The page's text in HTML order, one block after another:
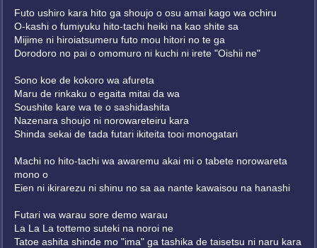
Futo ushiro kara hito ga shoujo o osu amai kago wa ochiru
O-kashi o fumiyuku hito-tachi heiki na kao shite sa
Mijime ni hiroiatsumeru futo mou hitori no te ga
Dorodoro no pai o omomuro ni kuchi ni irete "Oishii ne"
Sono koe de kokoro wa afureta
Maru de rinkaku o egaita mitai da wa
Soushite kare wa te o sashidashita
Nazenara shoujo ni norowareteiru kara
Shinda sekai de tada futari ikiteita tooi monogatari
Machi no hito-tachi wa awaremu akai mi o tabete norowareta
mono o
Eien ni ikirarezu ni shinu no sa aa nante kawaisou na hanashi
Futari wa warau sore demo warau
La La La tottemo suteki na noroi ne
Tatoe ashita shinde mo "ima" ga tashika de taisetsu ni naru kara